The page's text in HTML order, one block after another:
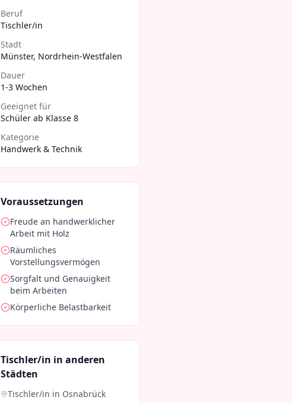
Beruf
Tischler/in
Stadt
Münster, Nordrhein-Westfalen
Dauer
1-3 Wochen
Geeignet für
Schüler ab Klasse 8
Kategorie
Handwerk & Technik
Voraussetzungen
Freude an handwerklicher
Arbeit mit Holz
Räumliches
Vorstellungsvermögen
Sorgfalt und Genauigkeit
beim Arbeiten
Körperliche Belastbarkeit
Tischler/in in anderen
Städten
Tischler/in in Osnabrück